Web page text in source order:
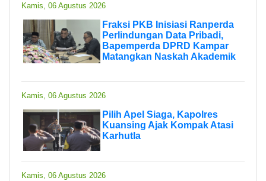
Kamis, 06 Agustus 2026
Fraksi PKB Inisiasi Ranperda
Perlindungan Data Pribadi,
Bapemperda DPRD Kampar
Matangkan Naskah Akademik
Kamis, 06 Agustus 2026
Pilih Apel Siaga, Kapolres
Kuansing Ajak Kompak Atasi
Karhutla
Kamis, 06 Agustus 2026